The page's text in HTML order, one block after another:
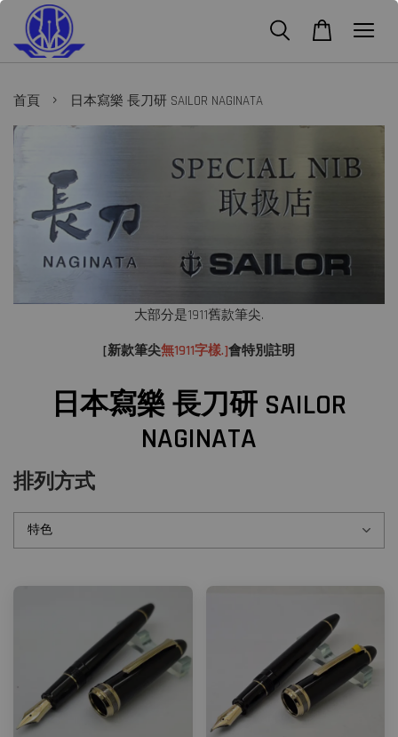
首頁 › 日本寫樂 長刀研 SAILOR NAGINATA
大部分是1911舊款筆尖.
[新款筆尖無1911字樣.]會特別註明
日本寫樂 長刀研 SAILOR
NAGINATA
排列方式